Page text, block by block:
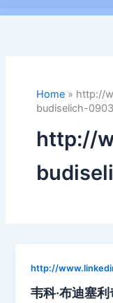
Home» http://
budiselich-
http://
http://
韦科·布迪塞